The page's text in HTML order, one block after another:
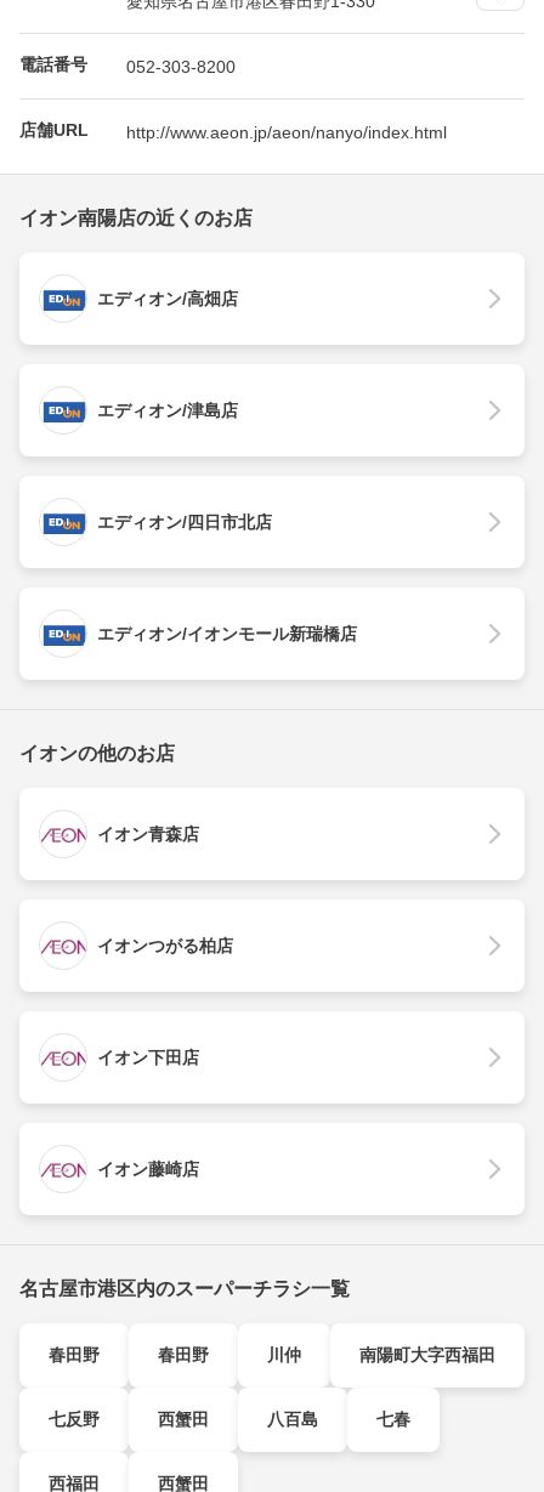
電話番号 052-303-8200
店舗URL http://www.aeon.jp/aeon/nanyo/index.html
イオン南陽店の近くのお店
エディオン/高畑店
エディオン/津島店
エディオン/四日市北店
エディオン/イオンモール新瑞橋店
イオンの他のお店
イオン青森店
イオンつがる柏店
イオン下田店
イオン藤崎店
名古屋市港区内のスーパーチラシ一覧
春田野 春田野 川仲 南陽町大字西福田
七反野 西蟹田 八百島 七春
西福田 西蟹田